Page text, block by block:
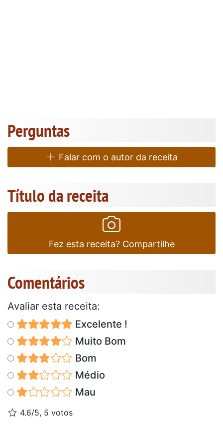
Perguntas
Falar com o autor da receita
Título da receita
Fez esta receita? Compartilhe
Comentários
Avaliar esta receita:
Excelente !
Muito Bom
Bom
Médio
Mau
4.6/5, 5 votos